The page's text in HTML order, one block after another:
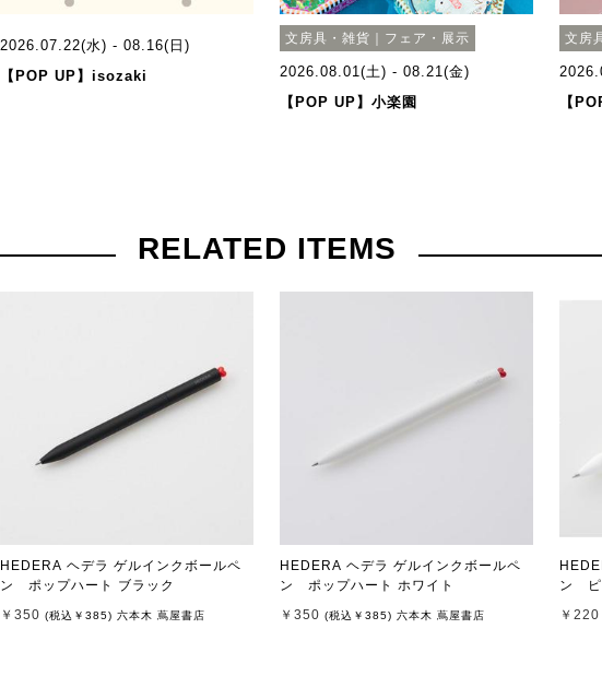
2026.07.22(水) - 08.16(日)
【POP UP】isozaki
文房具・雑貨｜フェア・展示
2026.08.01(土) - 08.21(金)
【POP UP】小楽園
文房
【
RELATED ITEMS
HEDERA ヘデラ ゲルインクボールペ
ン ポップハート ブラック
￥350 (税込 ￥385) 六本木 蔦屋書店
HEDERA ヘデラ ゲルインクボールペ
ン ポップハート ホワイト
￥350 (税込 ￥385) 六本木 蔦屋書店
ン ピ
￥220